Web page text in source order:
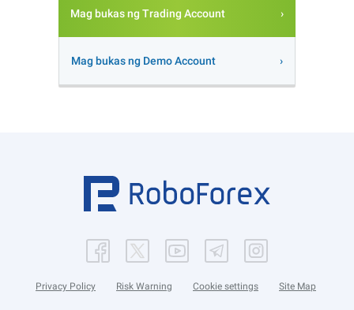
Mag bukas ng Trading Account
Mag bukas ng Demo Account
Privacy Policy Risk Warning Cookie settings Site Map